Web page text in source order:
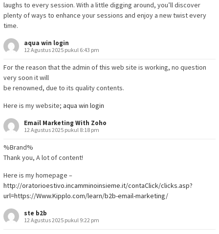
laughs to every session. With a little digging around, you’ll discover
plenty of ways to enhance your sessions and enjoy a new twist every
time.
aqua win login
12 Agustus 2025 pukul 6:43 pm
For the reason that the admin of this web site is working, no question
very soon it will
be renowned, due to its quality contents.
Here is my website; aqua win login
Email Marketing With Zoho
12 Agustus 2025 pukul 8:18 pm
%Brand%
Thank you, A lot of content!
Here is my homepage –
http://oratorioestivo.incamminoinsieme.it/contaClick/clicks.asp?
url=https://Www.Kipplo.com/learn/b2b-email-marketing/
ste b2b
12 Agustus 2025 pukul 9:22 pm